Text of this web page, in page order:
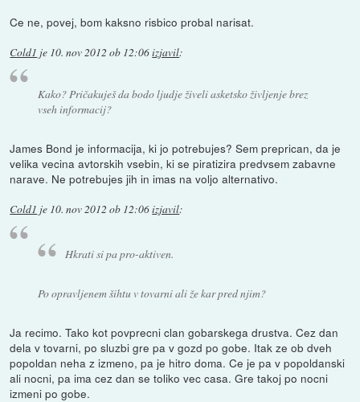
Ce ne, povej, bom kaksno risbico probal narisat.
Cold1 je 10. nov 2012 ob 12:06izjavil:
Kako? Pričakuješ da bodo ljudje živeli asketsko življenje brez
vseh informacij?
James Bond je informacija, ki jo potrebujes? Sem preprican, da je
velika vecina avtorskih vsebin, ki se piratizira predvsem zabavne
narave. Ne potrebujes jih in imas na voljo alternativo.
Cold1 je 10. nov 2012 ob 12:06izjavil:
Hkrati si pa pro-aktiven.
Po opravljenem šihtu v tovarni ali že kar pred njim?
Ja recimo. Tako kot povprecni clan gobarskega drustva. Cez dan
dela v tovarni, po sluzbi gre pa v gozd po gobe. Itak ze ob dveh
popoldan neha z izmeno, pa je hitro doma. Ce je pa v popoldanski
ali nocni, pa ima cez dan se toliko vec casa. Gre takoj po nocni
izmeni po gobe.